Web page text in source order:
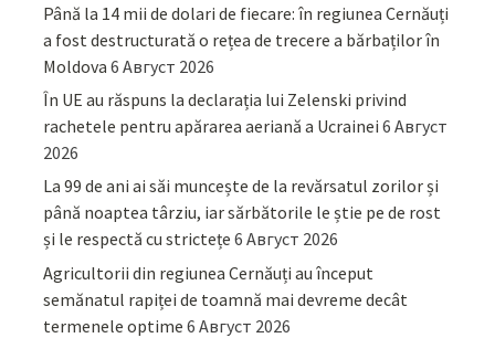
Până la 14 mii de dolari de fiecare: în regiunea Cernăuți
a fost destructurată o rețea de trecere a bărbaților în
Moldova 6 Август 2026
În UE au răspuns la declarația lui Zelenski privind
rachetele pentru apărarea aeriană a Ucrainei 6 Август
2026
La 99 de ani ai săi muncește de la revărsatul zorilor și
până noaptea târziu, iar sărbătorile le știe pe de rost
și le respectă cu strictețe 6 Август 2026
Agricultorii din regiunea Cernăuți au început
semănatul rapiței de toamnă mai devreme decât
termenele optime 6 Август 2026